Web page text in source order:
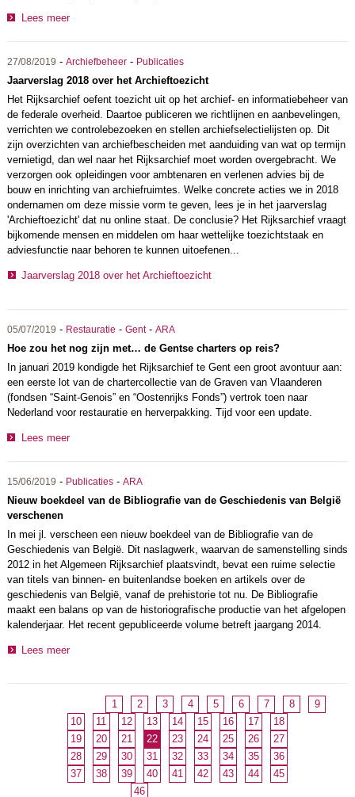
Lees meer
27/08/2019 - Archiefbeheer- Publicaties
Jaarverslag 2018 over het Archieftoezicht
Het Rijksarchief oefent toezicht uit op het archief- en informatiebeheer van
de federale overheid. Daartoe publiceren we richtlijnen en aanbevelingen,
verrichten we controlebezoeken en stellen archiefselectielijsten op. Dit
zijn overzichten van archiefbescheiden met aanduiding van wat op termijn
vernietigd, dan wel naar het Rijksarchief moet worden overgebracht. We
verzorgen ook opleidingen voor ambtenaren en verlenen advies bij de
bouw en inrichting van archiefruimtes. Welke concrete acties we in 2018
ondernamen om deze missie vorm te geven, lees je in het jaarverslag
'Archieftoezicht' dat nu online staat. De conclusie? Het Rijksarchief vraagt
bijkomende mensen en middelen om haar wettelijke toezichtstaak en
adviesfunctie naar behoren te kunnen uitoefenen...
Jaarverslag 2018 over het Archieftoezicht
05/07/2019 - Restauratie - Gent- ARA
Hoe zou het nog zijn met… de Gentse charters op reis?
In januari 2019 kondigde het Rijksarchief te Gent een groot avontuur aan:
een eerste lot van de chartercollectie van de Graven van Vlaanderen
(fondsen “Saint-Genois” en “Oostenrijks Fonds”) vertrok toen naar
Nederland voor restauratie en herverpakking. Tijd voor een update.
Lees meer
15/06/2019 - Publicaties- ARA
Nieuw boekdeel van de Bibliografie van de Geschiedenis van België
verschenen
In mei jl. verscheen een nieuw boekdeel van de Bibliografie van de
Geschiedenis van België. Dit naslagwerk, waarvan de samenstelling sinds
2012 in het Algemeen Rijksarchief plaatsvindt, bevat een ruime selectie
van titels van binnen- en buitenlandse boeken en artikels over de
geschiedenis van België, vanaf de prehistorie tot nu. De Bibliografie
maakt een balans op van de historiografische productie van het afgelopen
kalenderjaar. Het recent gepubliceerde volume betreft jaargang 2014.
Lees meer
1 2 3 4 5 6 7 8
9
10
11 12 13 14 15 16 17
18
19
20 21 22 23 24 25 26
27
28
29 30 31 32 33 34 35
36
37
38 39 40 41 42 43 44
45
46